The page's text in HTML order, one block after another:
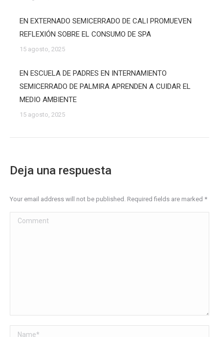
EN EXTERNADO SEMICERRADO DE CALI PROMUEVEN
REFLEXIÓN SOBRE EL CONSUMO DE SPA
15 agosto, 2025
EN ESCUELA DE PADRES EN INTERNAMIENTO
SEMICERRADO DE PALMIRA APRENDEN A CUIDAR EL
MEDIO AMBIENTE
15 agosto, 2025
Deja una respuesta
Your email address will not be published. Required fields are marked *
Comment
Name *